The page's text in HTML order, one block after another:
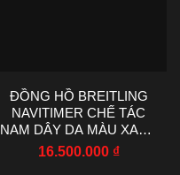
ĐỒNG HỒ BREITLING
NAVITIMER CHẾ TÁC
NAM DÂY DA MÀU XANH
NHÀ MÁY EF 43MM
16.500.000 ₫